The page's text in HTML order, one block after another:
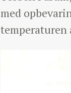
med
temperaturen